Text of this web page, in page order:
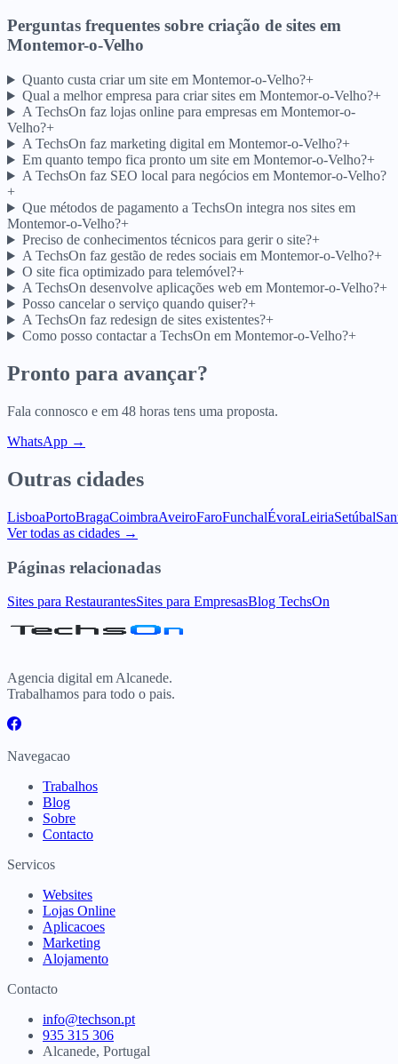
Perguntas frequentes sobre criação de sites em
Montemor-o-Velho
Quanto custa criar um site em Montemor-o-Velho?+
Qual a melhor empresa para criar sites em Montemor-o-Velho?+
A TechsOn faz lojas online para empresas em Montemor-o-
Velho?+
A TechsOn faz marketing digital em Montemor-o-Velho?+
Em quanto tempo fica pronto um site em Montemor-o-Velho?+
A TechsOn faz SEO local para negócios em Montemor-o-Velho?
+
Que métodos de pagamento a TechsOn integra nos sites em
Montemor-o-Velho?+
Preciso de conhecimentos técnicos para gerir o site?+
A TechsOn faz gestão de redes sociais em Montemor-o-Velho?+
O site fica optimizado para telemóvel?+
A TechsOn desenvolve aplicações web em Montemor-o-Velho?+
Posso cancelar o serviço quando quiser?+
A TechsOn faz redesign de sites existentes?+
Como posso contactar a TechsOn em Montemor-o-Velho?+
Pronto para avançar?
Fala connosco e em 48 horas tens uma proposta.
WhatsApp →
Outras cidades
LisboaPortoBragaCoimbraAveiroFaroFunchalÉvoraLeiriaSetúbal
Ver todas as cidades →
Páginas relacionadas
Sites para RestaurantesSites para EmpresasBlog TechsOn
Agencia digital em Alcanede.
Trabalhamos para todo o pais.
Navegacao
Trabalhos
Blog
Sobre
Contacto
Servicos
Websites
Lojas Online
Aplicacoes
Marketing
Alojamento
Contacto
info@techson.pt
935 315 306
Alcanede, Portugal